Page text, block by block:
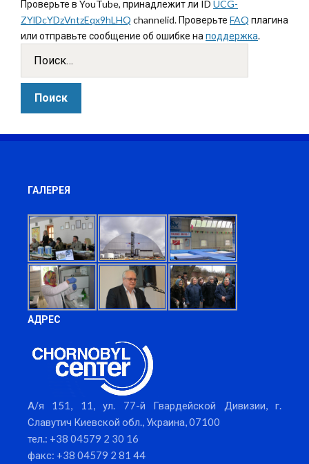
Проверьте в YouTube, принадлежит ли ID UCG-
ZYlDcYDzVntzEqx9hLHQ channelid. Проверьте FAQ плагина
или отправьте сообщение об ошибке на поддержка.
ГАЛЕРЕЯ
АДРЕС
А/я 151, 11, ул. 77-й Гвардейской Дивизии, г.
Славутич Киевской обл., Украина, 07100
тел.: +38 04579 2 30 16
факс: +38 04579 2 81 44